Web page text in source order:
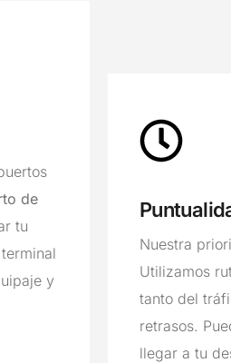
de
tu
y
Nuestra
Utilizamos
tanto del
retrasos.
llegar a tu